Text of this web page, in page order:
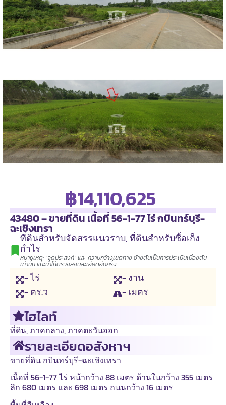
฿14,110,625
43480 – ขายที่ดิน เนื้อที่ 56-1-77 ไร่ กบินทร์บุรี-
ฉะเชิงเทรา
ที่ดินสำหรับจัดสรรแนวราบ,ที่ดินสำหรับซื้อเก็ง
กำไร
หมายเหตุ: "จุดประสงค์" และ ความกว้างเขตทาง ข้างต้นเป็นการประเมินเบื้องต้น
เท่านั้น แนะนำให้ตรวจสอบละเอียดอีกครั้ง
- ไร่
- งาน
- ตร.ว
- เมตร
ไฮไลท์
ที่ดิน,ภาคกลาง,ภาคตะวันออก
รายละเอียดอสังหาฯ
ขายที่ดิน กบินทร์บุรี-ฉะเชิงเทรา
เนื้อที่ 56-1-77 ไร่ หน้ากว้าง 88 เมตร ด้านในกว้าง 355 เมตร
ลึก 680 เมตร และ 698 เมตร ถนนกว้าง 16 เมตร